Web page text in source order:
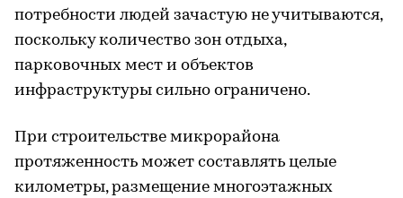
потребности людей зачастую не учитываются,
поскольку количество зон отдыха,
парковочных мест и объектов
инфраструктуры сильно ограничено.
При строительстве микрорайона
протяженность может составлять целые
километры, размещение многоэтажных